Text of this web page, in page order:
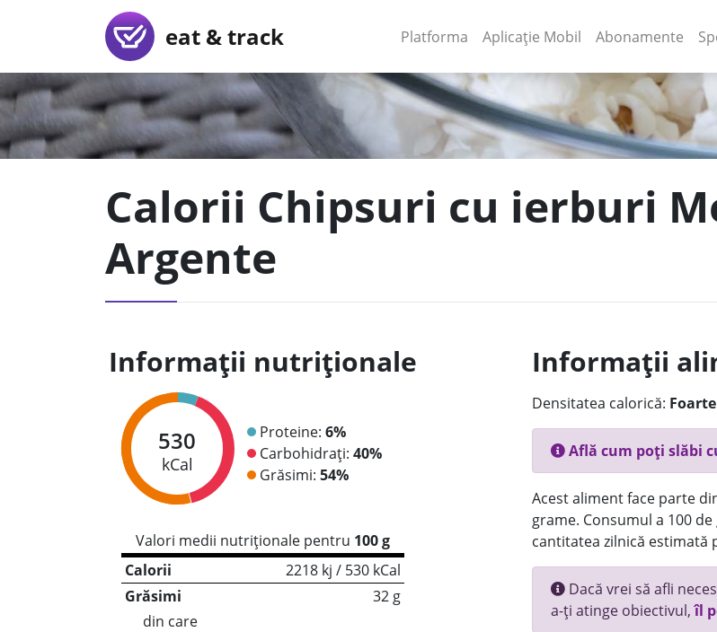
eat & track Platforma (current)
Aplicație Mobil (current)
Abonamente
Calorii Chipsuri cu ierburi
Argente
Informații nutriționale
530
kCal
Proteine: 6%
Carbohidrați: 40%
Grăsimi: 54%
Valori medii nutriționale pentru 100 g
Calorii
2218 kj / 530 kCal
Grăsimi
32 g
din care
Informații
Densitatea calorică:
Află cum poți slăbi
Acest aliment face parte
grame. Consumul a 100
cantitatea zilnică estimată
Dacă vrei să afli
a-ți atinge obiectivul,îl